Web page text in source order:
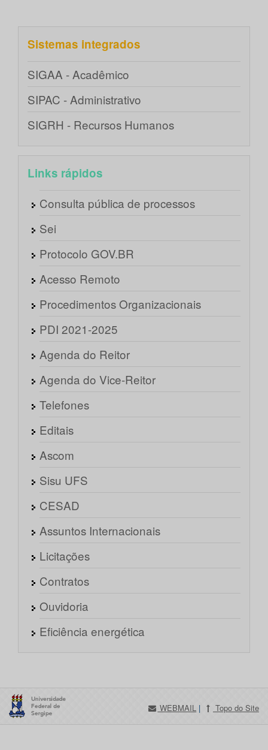
Sistemas integrados
SIGAA - Acadêmico
SIPAC - Administrativo
SIGRH - Recursos Humanos
Links rápidos
Consulta pública de processos
Sei
Protocolo GOV.BR
Acesso Remoto
Procedimentos Organizacionais
PDI 2021-2025
Agenda do Reitor
Agenda do Vice-Reitor
Telefones
Editais
Ascom
Sisu UFS
CESAD
Assuntos Internacionais
Licitações
Contratos
Ouvidoria
Eficiência energética
WEBMAIL | Topo do Site